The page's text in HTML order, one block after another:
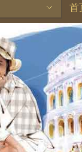
首